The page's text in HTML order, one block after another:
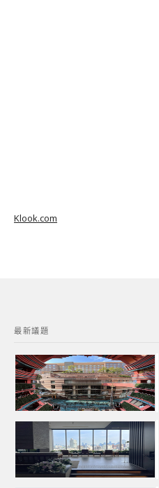
Klook.com
最新議題